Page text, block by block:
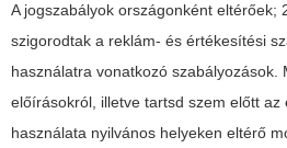
A jogszabályok országonként eltérőek;
szigorodtak a reklám- és értékesítési
használatra vonatkozó szabályozások.
előírásokról, illetve tartsd szem előtt az
használata nyilvános helyeken eltérő